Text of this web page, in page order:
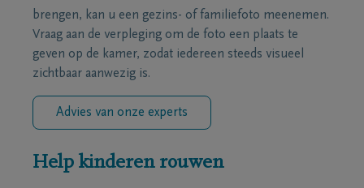
brengen, kan u een gezins- of familiefoto meenemen.
Vraag aan de verpleging om de foto een plaats te
geven op de kamer, zodat iedereen steeds visueel
zichtbaar aanwezig is.
Advies van onze experts
Help kinderen rouwen